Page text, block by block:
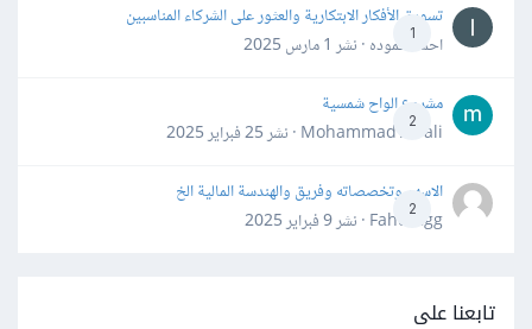
1
تسويق الأفكار الابتكارية والعثور على الشركاء المناسبين
احمد حموده · نشر 1 مارس 2025
2
مشروع الواح شمسية
Mohammad Awali · نشر
25 فبراير 2025
2
الاسهم وتخصصاته وفريق والهندسة المالية الخ
Fahd Ggg · نشر
9 فبراير 2025
تابعنا على